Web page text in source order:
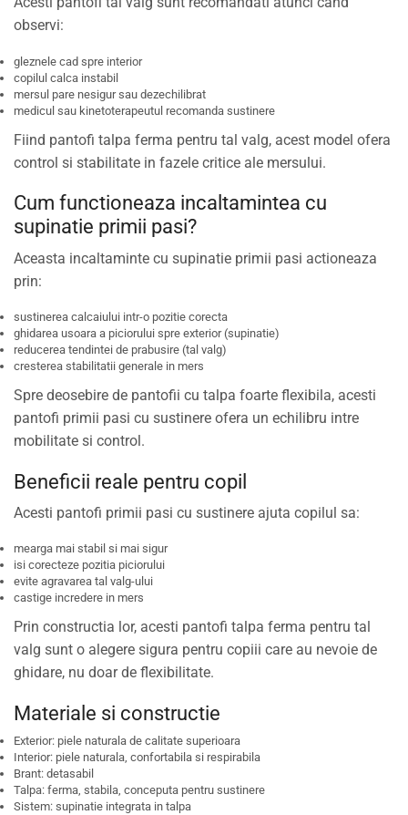
observi:
gleznele cad spre interior
copilul calca instabil
mersul pare nesigur sau dezechilibrat
medicul sau kinetoterapeutul recomanda sustinere
Fiind pantofi talpa ferma pentru tal valg, acest model ofera
control si stabilitate in fazele critice ale mersului.
Cum functioneaza incaltamintea cu
supinatie primii pasi?
Aceasta incaltaminte cu supinatie primii pasi actioneaza
prin:
sustinerea calcaiului intr-o pozitie corecta
ghidarea usoara a piciorului spre exterior (supinatie)
reducerea tendintei de prabusire (tal valg)
cresterea stabilitatii generale in mers
Spre deosebire de pantofii cu talpa foarte flexibila, acesti
pantofi primii pasi cu sustinere ofera un echilibru intre
mobilitate si control.
Beneficii reale pentru copil
Acesti pantofi primii pasi cu sustinere ajuta copilul sa:
mearga mai stabil si mai sigur
isi corecteze pozitia piciorului
evite agravarea tal valg-ului
castige incredere in mers
Prin constructia lor, acesti pantofi talpa ferma pentru tal
valg sunt o alegere sigura pentru copiii care au nevoie de
ghidare, nu doar de flexibilitate.
Materiale si constructie
Exterior: piele naturala de calitate superioara
Interior: piele naturala, confortabila si respirabila
Brant: detasabil
Talpa: ferma, stabila, conceputa pentru sustinere
Sistem: supinatie integrata in talpa